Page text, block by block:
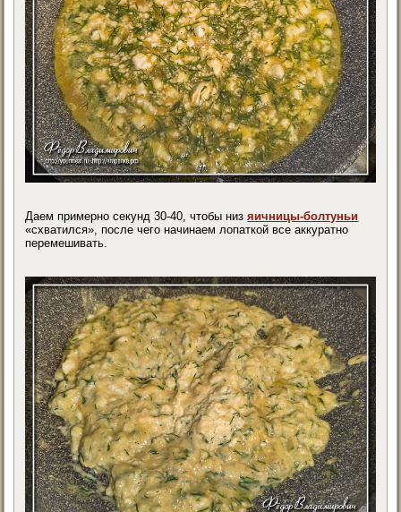
Даем примерно секунд 30-40, чтобы низяичницы-болтуньи
«схватился», после чего начинаем лопаткой все аккуратно
перемешивать.